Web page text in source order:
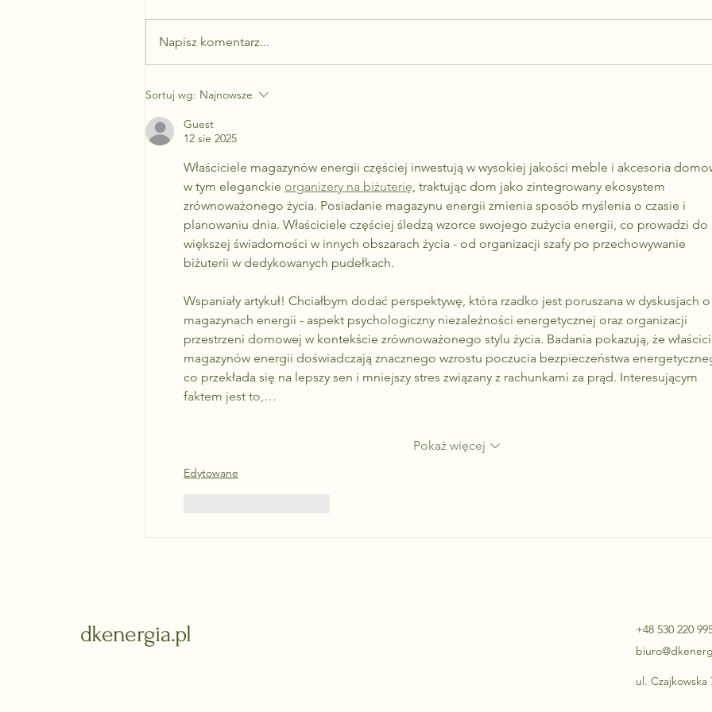
Prąd” był najczęściej
wymienianym argumentem za
montażem fotowoltaiki. Dopłaty
lub magazynu energii to decyzja,
ale również zaufania do firmy...
Napisz komentarz...
Sortuj wg: Najnowsze
Guest
12 sie 2025
Właściciele magazynów energii częściej inwestują w wysokiej jakości meble i akcesoria
w tym eleganckie organizery na biżuterię, traktując dom jako zintegrowany ekosystem
zrównoważonego życia. Posiadanie magazynu energii zmienia sposób myślenia o czasie i
planowaniu dnia. Właściciele częściej śledzą wzorce swojego zużycia energii, co prowadzi do
większej świadomości w innych obszarach życia - od organizacji szafy po przechowywanie
biżuterii w dedykowanych pudełkach.
Wspaniały artykuł! Chciałbym dodać perspektywę, która rzadko jest poruszana w dyskusjach o
magazynach energii - aspekt psychologiczny niezależności energetycznej oraz organizacji
przestrzeni domowej w kontekście zrównoważonego stylu życia. Badania pokazują, że
magazynów energii doświadczają znacznego wzrostu poczucia bezpieczeństwa
co przekłada się na lepszy sen i mniejszy stres związany z rachunkami za prąd. Interesującym
faktem jest to,…
Pokaż więcej
Edytowane
dkenergia.pl
+48 530 220
ul. Czajkowska